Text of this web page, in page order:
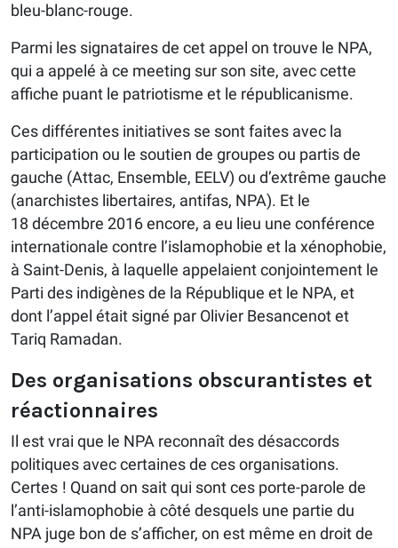
bleu-blanc-rouge.
Parmi les signataires de cet appel on trouve le NPA,
qui a appelé à ce meeting sur son site, avec cette
affiche puant le patriotisme et le républicanisme.
Ces différentes initiatives se sont faites avec la
participation ou le soutien de groupes ou partis de
gauche (Attac, Ensemble, EELV) ou d’extrême gauche
(anarchistes libertaires, antifas, NPA). Et le
18 décembre 2016 encore, a eu lieu une conférence
internationale contre l’islamophobie et la xénophobie,
à Saint-Denis, à laquelle appelaient conjointement le
Parti des indigènes de la République et le NPA, et
dont l’appel était signé par Olivier Besancenot et
Tariq Ramadan.
Des organisations obscurantistes et
réactionnaires
Il est vrai que le NPA reconnaît des désaccords
politiques avec certaines de ces organisations.
Certes ! Quand on sait qui sont ces porte-parole de
l’anti-islamophobie à côté desquels une partie du
NPA juge bon de s’afficher, on est même en droit de